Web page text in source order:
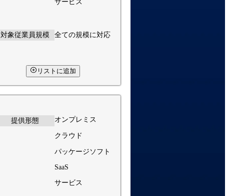
サービス
対象従業員規模 全ての規模に対応
リストに追加
提供形態 オンプレミス
クラウド
パッケージソフト
SaaS
サービス